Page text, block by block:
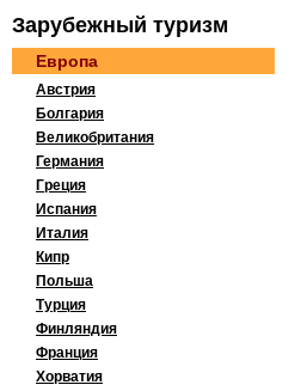
Зaрубeжный тypизм
Европа
Австрия
Болгария
Великобритания
Германия
Греция
Испания
Италия
Кипр
Польша
Турция
Финляндия
Франция
Хорватия